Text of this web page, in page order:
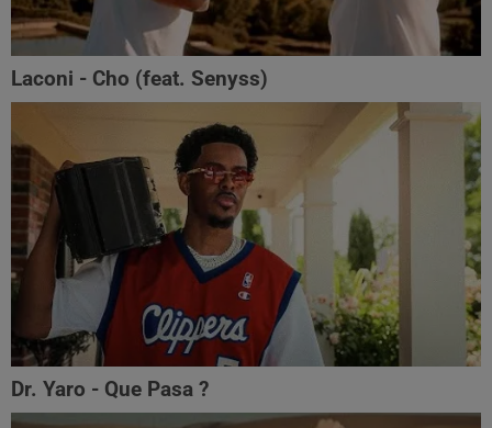
Laconi - Cho (feat. ‪Senyss)‬
Dr. Yaro - Que Pasa ?